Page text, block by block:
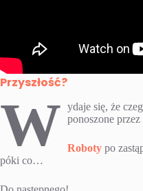
Przyszłość?
W ydaje się, że
ponoszone przez
Robotypo
póki co…